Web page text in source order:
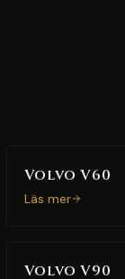
Volvo V60
Läs mer
Volvo V90